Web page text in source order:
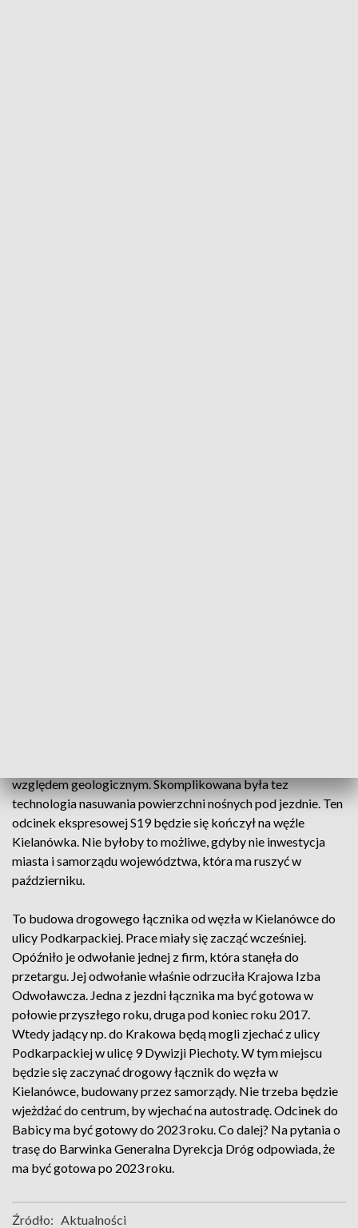
względem geologicznym. Skomplikowana była tez
technologia nasuwania powierzchni nośnych pod jezdnie. Ten
odcinek ekspresowej S19 będzie się kończył na węźle
Kielanówka. Nie byłoby to możliwe, gdyby nie inwestycja
miasta i samorządu województwa, która ma ruszyć w
październiku.
To budowa drogowego łącznika od węzła w Kielanówce do
ulicy Podkarpackiej. Prace miały się zacząć wcześniej.
Opóźniło je odwołanie jednej z firm, która stanęła do
przetargu. Jej odwołanie właśnie odrzuciła Krajowa Izba
Odwoławcza. Jedna z jezdni łącznika ma być gotowa w
połowie przyszłego roku, druga pod koniec roku 2017.
Wtedy jadący np. do Krakowa będą mogli zjechać z ulicy
Podkarpackiej w ulicę 9 Dywizji Piechoty. W tym miejscu
będzie się zaczynać drogowy łącznik do węzła w
Kielanówce, budowany przez samorządy. Nie trzeba będzie
wjeżdżać do centrum, by wjechać na autostradę. Odcinek do
Babicy ma być gotowy do 2023 roku. Co dalej? Na pytania o
trasę do Barwinka Generalna Dyrekcja Dróg odpowiada, że
ma być gotowa po 2023 roku.
Źródło: Aktualności